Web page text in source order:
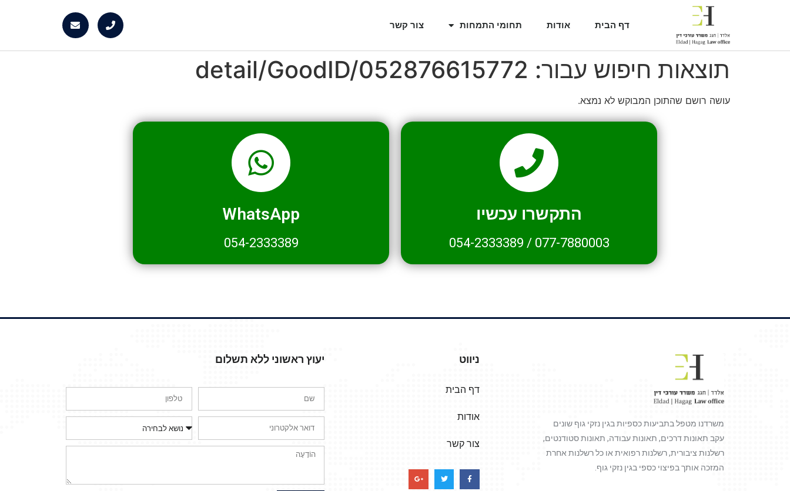
דף הבית אודות תחומי התמחות צור קשר
תוצאות חיפוש עבור: detail/GoodID/052876615772
עושה רושם שהתוכן המבוקש לא נמצא.
התקשרו עכשיו
077-7880003
/
054-2333389
WhatsApp
054-2333389
משרדנו מטפל בתביעות כספיות בגין נזקי גוף שונים
עקב תאונות דרכים, תאונות עבודה, תאונות סטודנטים,
רשלנות ציבורית, רשלנות רפואית או כל רשלנות אחרת
המזכה אותך בפיצוי כספי בגין נזקי גוף.
ניווט
דף הבית
אודות
צור קשר
יעוץ ראשוני ללא תשלום